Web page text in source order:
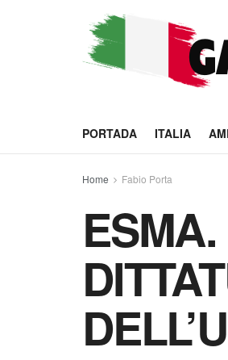
PORTADA ITALIA
Home Fabio Porta